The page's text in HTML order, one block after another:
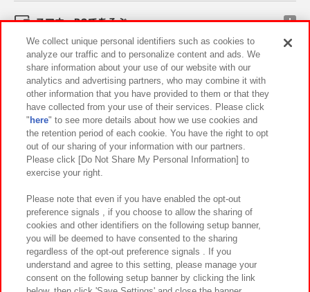
スマホ・PCであそぶ
イベント・キャンペーン
関連会社 サステナビリティ サイトポリシー
プライバシーポリシー ウェブアクセシビリティ方針と検証結果
お取引先さまとともに
カスタマーハラスメント対応方針 よくあるご質問・お問い合わせ
We collect unique personal identifiers such as cookies to
analyze our traffic and to personalize content and ads. We
share information about your use of our website with our
analytics and advertising partners, who may combine it with
other information that you have provided to them or that they
have collected from your use of their services. Please click
" here" to see more details about how we use cookies and
the retention period of each cookie. You have the right to opt
out of our sharing of your information with our partners.
Please click [Do Not Share My Personal Information] to
exercise your right.
Please note that even if you have enabled the opt-out
preference signals , if you choose to allow the sharing of
cookies and other identifiers on the following setup banner,
you will be deemed to have consented to the sharing
regardless of the opt-out preference signals . If you
understand and agree to this setting, please manage your
consent on the following setup banner by clicking the link